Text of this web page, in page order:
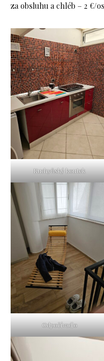
za obsluhu a chléb – 2 €/
Kuchyňský koutek
Odpočívadlo